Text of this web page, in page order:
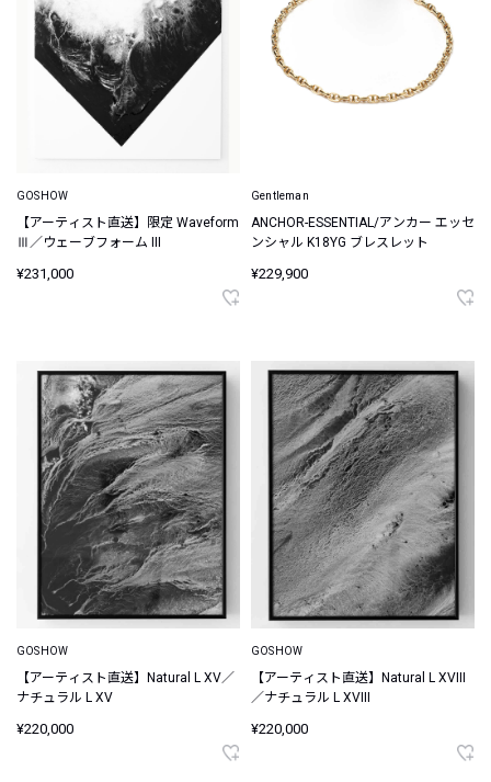
GOSHOW
【アーティスト直送】限定 Waveform
Ⅲ／ウェーブフォーム III
¥231,000
Gentleman
ANCHOR-ESSENTIAL/アンカー エッセ
ンシャル K18YG ブレスレット
¥229,900
GOSHOW
【アーティスト直送】Natural L XV／
ナチュラル L XV
¥220,000
GOSHOW
【アーティスト直送】Natural L XVIII
／ナチュラル L XVIII
¥220,000